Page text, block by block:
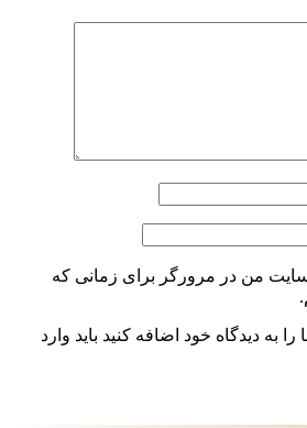
من در مرورگر برای زمانی که
به دیدگاه خود اضافه کنید باید وارد